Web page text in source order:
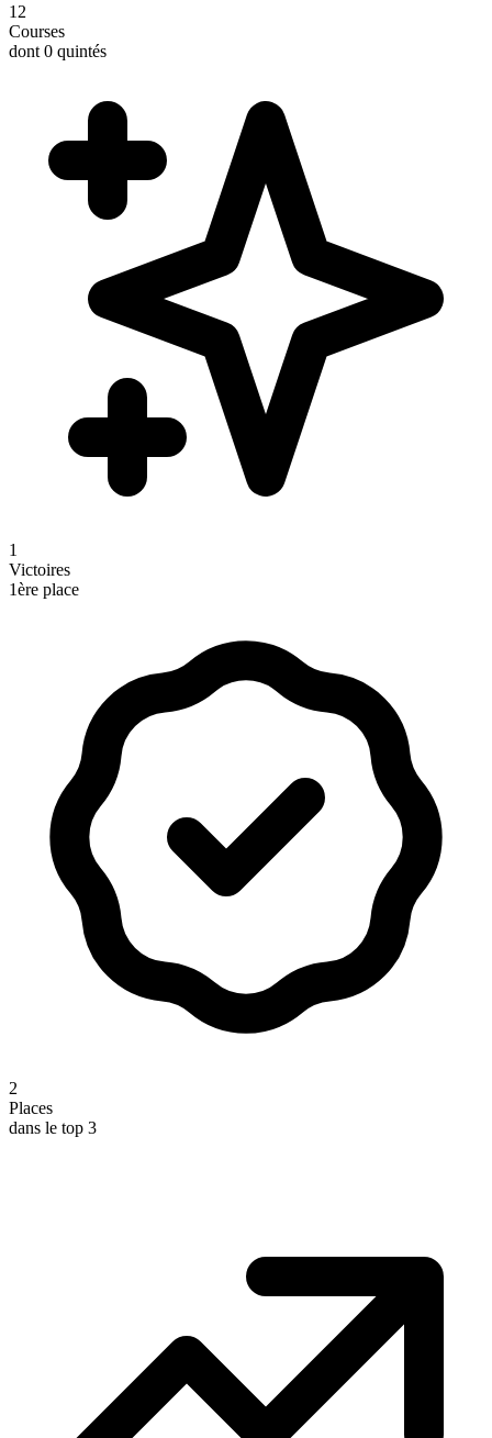
12
Courses
dont 0 quintés
1
Victoires
1ère place
2
Places
dans le top 3